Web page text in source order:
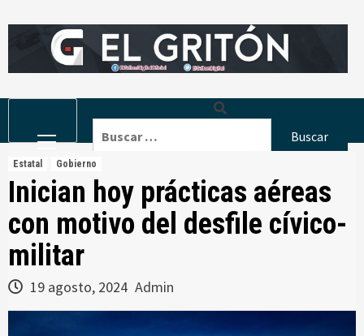
to
Menu
Estatal Gobierno
Inician hoy prácticas aéreas
con motivo del desfile cívico-
militar
19 agosto, 2024 Admin